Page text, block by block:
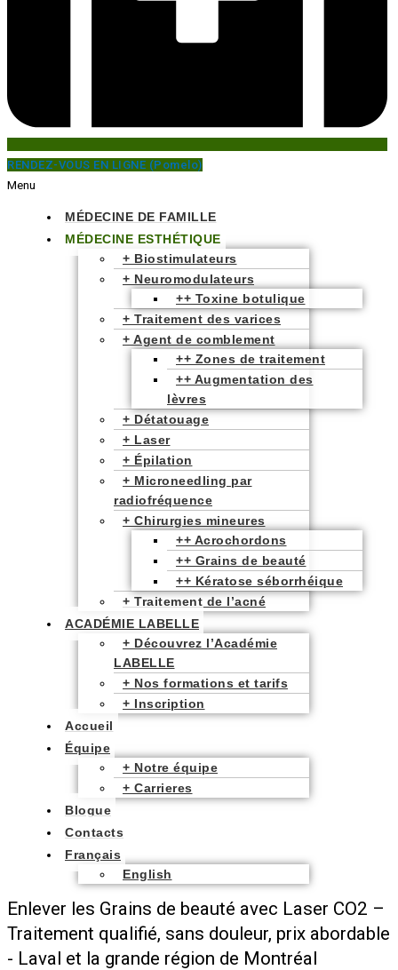
RENDEZ-VOUS EN LIGNE (Pomelo)
Menu
MÉDECINE DE FAMILLE
MÉDECINE ESTHÉTIQUE
+ Biostimulateurs
+ Neuromodulateurs
++ Toxine botulique
+ Traitement des varices
+ Agent de comblement
++ Zones de traitement
++ Augmentation des
lèvres
+ Détatouage
+ Laser​
+ Épilation
+ Microneedling par
radiofréquence
+ Chirurgies mineures
++ Acrochordons
++ Grains de beauté
++ Kératose séborrhéique
+ Traitement de l’acné
ACADÉMIE LABELLE
+ Découvrez l’Académie
LABELLE
+ Nos formations et tarifs
+ Inscription
Accueil
Équipe
+ Notre équipe
+ Carrieres
Blogue
Contacts
Français
English
Enlever les Grains de beauté avec Laser CO2 –
Traitement qualifié, sans douleur, prix abordable
- Laval et la grande région de Montréal